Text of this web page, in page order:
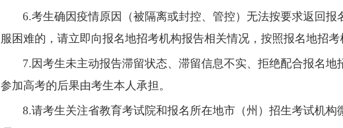
6.考生确因疫情原因（被隔离或封控、管控）无法按要求返回
服困难的，请立即向报名地招考机构报告相关情况，按照报名地招考
7.因考生未主动报告滞留状态、滞留信息不实、拒绝配合报名
参加高考的后果由考生本人承担。
8.请考生关注省教育考试院和报名所在地市（州）招生考试机